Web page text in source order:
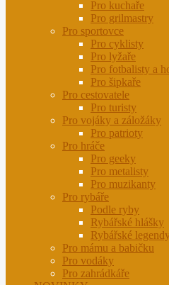
Pro kuchaře
Pro grilmastry
Pro sportovce
Pro cyklisty
Pro lyžaře
Pro fotbalisty a
Pro šipkaře
Pro cestovatele
Pro turisty
Pro vojáky a záložáky
Pro patrioty
Pro hráče
Pro geeky
Pro metalisty
Pro muzikanty
Pro rybáře
Podle ryby
Rybářské hlášky
Rybářské
Pro mámu a babičku
Pro vodáky
Pro zahrádkáře